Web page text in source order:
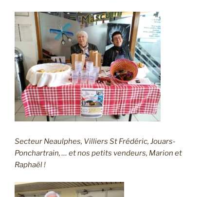
Secteur Neaulphes, Villiers St Frédéric, Jouars-
Ponchartrain, … et nos petits vendeurs, Marion et
Raphaël !